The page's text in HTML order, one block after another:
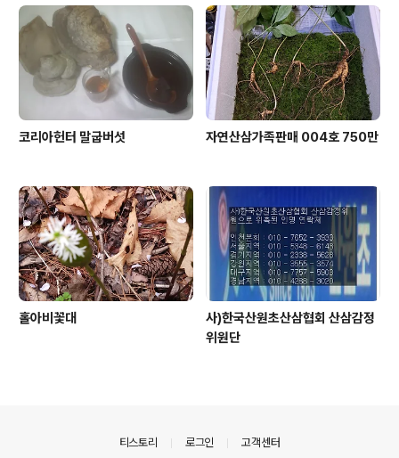
코리아헌터 말굽버섯 자연산삼가족판매 004호 750만
홀아비꽃대
사)한국산원초산삼협회 산삼감정
위원단
티스토리 로그인 고객센터